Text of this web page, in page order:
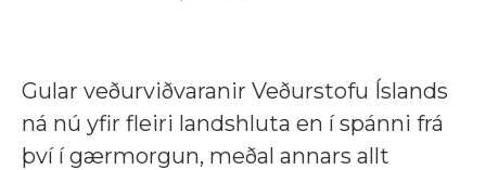
Gular veðurviðvaranir Veðurstofu Íslands
ná nú yfir fleiri landshluta en í spánni frá
því í gærmorgun, meðal annars allt